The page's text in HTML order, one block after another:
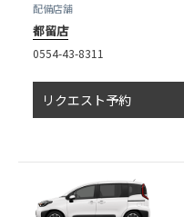
配備店舗
都留店
0554-43-8311
リクエスト予約